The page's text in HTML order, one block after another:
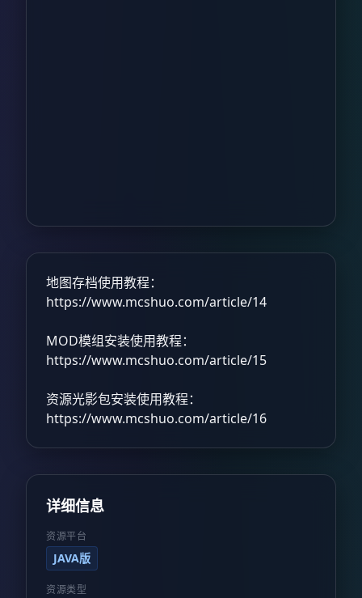
地图存档使用教程：
https://www.mcshuo.com/article/14
MOD模组安装使用教程：
https://www.mcshuo.com/article/15
资源光影包安装使用教程：
https://www.mcshuo.com/article/16
详细信息
资源平台
JAVA版
资源类型